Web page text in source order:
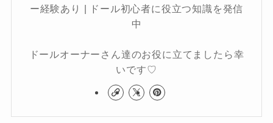
ー経験あり | ドール初心者に役立つ知識を発信
中
ドールオーナーさん達のお役に立てましたら幸
いです♡